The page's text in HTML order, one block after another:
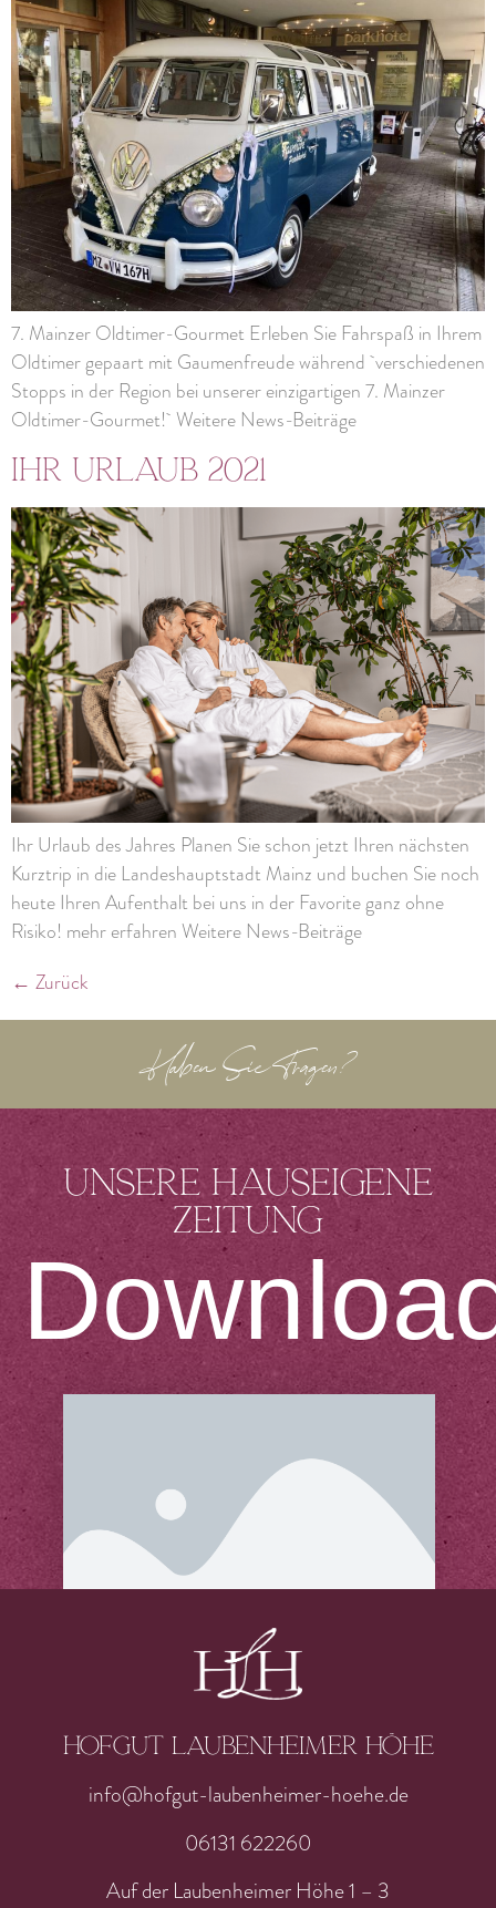
7. Mainzer Oldtimer-Gourmet Erleben Sie Fahrspaß in Ihrem
Oldtimer gepaart mit Gaumenfreude während verschiedenen
Stopps in der Region bei unserer einzigartigen 7. Mainzer
Oldtimer-Gourmet! Weitere News-Beiträge
Ihr Urlaub 2021
Ihr Urlaub des Jahres Planen Sie schon jetzt Ihren nächsten
Kurztrip in die Landeshauptstadt Mainz und buchen Sie noch
heute Ihren Aufenthalt bei uns in der Favorite ganz ohne
Risiko! mehr erfahren Weitere News-Beiträge
← Zurück
Haben Sie Fragen?
Unsere hauseigene
Zeitung
Hofgut laubenheimer höhe
info@hofgut-laubenheimer-hoehe.de
06131 622260
Auf der Laubenheimer Höhe 1 – 3